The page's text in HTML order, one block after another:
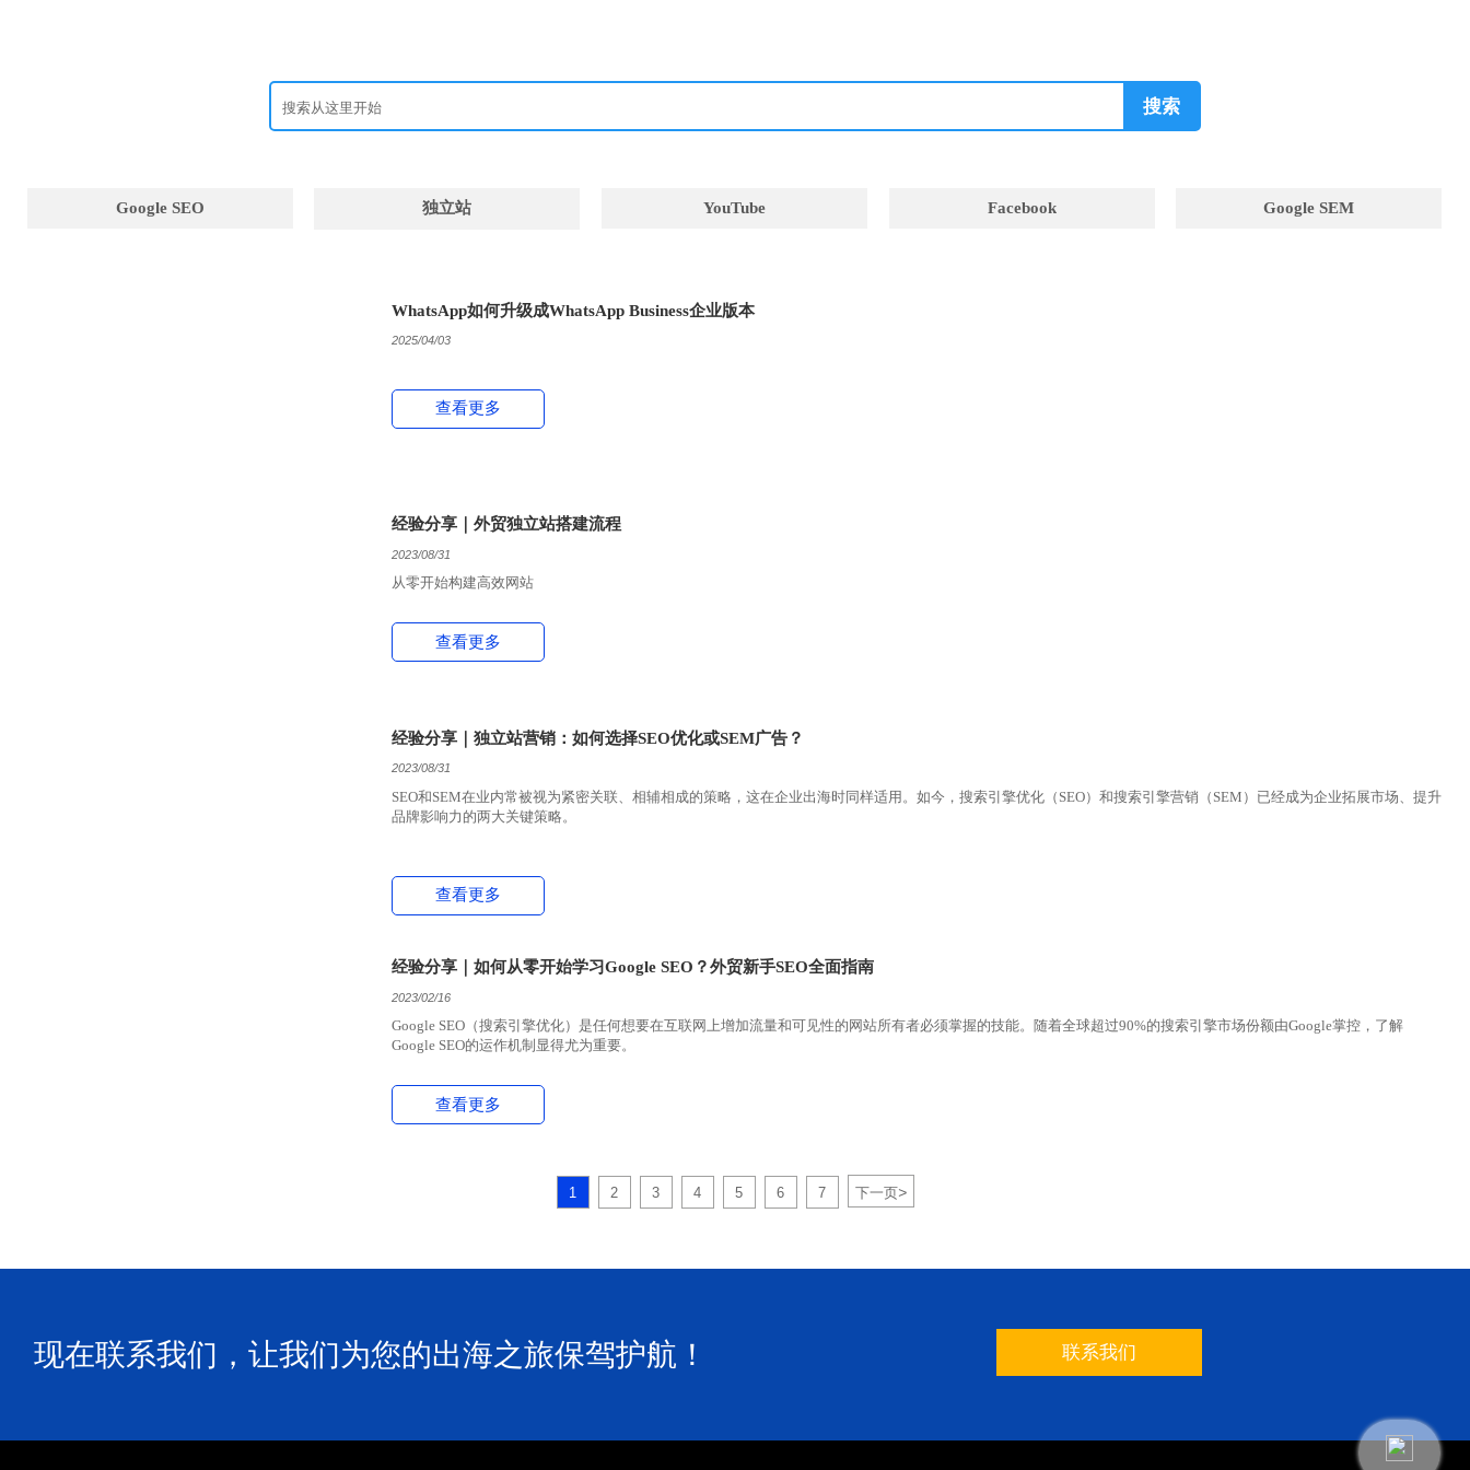
搜索
Google SEO 独立站 YouTube Facebook Google SEM
WhatsApp如何升级成WhatsApp Business企业版本
2025/04/03
查看更多
经验分享｜外贸独立站搭建流程
2023/08/31
从零开始构建高效网站
查看更多
经验分享｜独立站营销：如何选择SEO优化或SEM广告？
2023/08/31
SEO和SEM在业内常被视为紧密关联、相辅相成的策略，这在企业出海时同样适用。如今，搜索引擎优化（SEO）和搜索引擎营销（SEM）已经成为企业拓展市场、提升
品牌影响力的两大关键策略。
查看更多
经验分享｜如何从零开始学习Google SEO？外贸新手SEO全面指南
2023/02/16
Google SEO（搜索引擎优化）是任何想要在互联网上增加流量和可见性的网站所有者必须掌握的技能。随着全球超过90%的搜索引擎市场份额由Google掌控，了解
Google SEO的运作机制显得尤为重要。
查看更多
1 2 3 4 5 6 7 下一页>
现在联系我们，让我们为您的出海之旅保驾护航！ 联系我们